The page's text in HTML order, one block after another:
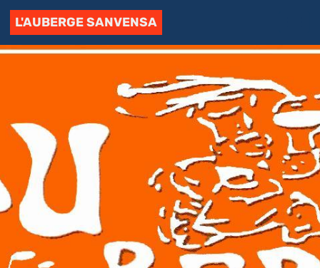
L'AUBERGE SANVENSA